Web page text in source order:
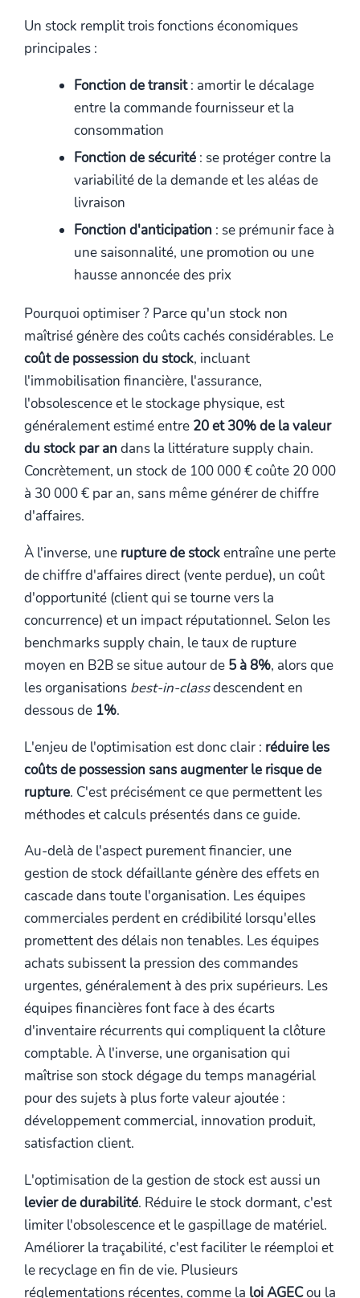
Un stock remplit trois fonctions économiques
principales :
Fonction de transit: amortir le décalage
entre la commande fournisseur et la
consommation
Fonction de sécurité : se protéger contre la
variabilité de la demande et les aléas de
livraison
Fonction d'anticipation : se prémunir face à
une saisonnalité, une promotion ou une
hausse annoncée des prix
Pourquoi optimiser ? Parce qu'un stock non
maîtrisé génère des coûts cachés considérables. Le
coût de possession du stock, incluant
l'immobilisation financière, l'assurance,
l'obsolescence et le stockage physique, est
généralement estimé entre 20 et 30% de la valeur
du stock par andans la littérature supply chain.
Concrètement, un stock de 100 000 € coûte 20 000
à 30 000 € par an, sans même générer de chiffre
d'affaires.
À l'inverse, une rupture de stockentraîne une perte
de chiffre d'affaires direct (vente perdue), un coût
d'opportunité (client qui se tourne vers la
concurrence) et un impact réputationnel. Selon les
benchmarks supply chain, le taux de rupture
moyen en B2B se situe autour de 5 à 8%, alors que
les organisations best-in-classdescendent en
dessous de 1%.
L'enjeu de l'optimisation est donc clair : réduire les
coûts de possession sans augmenter le risque de
rupture. C'est précisément ce que permettent les
méthodes et calculs présentés dans ce guide.
Au-delà de l'aspect purement financier, une
gestion de stock défaillante génère des effets en
cascade dans toute l'organisation. Les équipes
commerciales perdent en crédibilité lorsqu'elles
promettent des délais non tenables. Les équipes
achats subissent la pression des commandes
urgentes, généralement à des prix supérieurs. Les
équipes financières font face à des écarts
d'inventaire récurrents qui compliquent la clôture
comptable. À l'inverse, une organisation qui
maîtrise son stock dégage du temps managérial
pour des sujets à plus forte valeur ajoutée :
développement commercial, innovation produit,
satisfaction client.
L'optimisation de la gestion de stock est aussi un
levier de durabilité. Réduire le stock dormant, c'est
limiter l'obsolescence et le gaspillage de matériel.
Améliorer la traçabilité, c'est faciliter le réemploi et
le recyclage en fin de vie. Plusieurs
réglementations récentes, comme la loi AGECou la